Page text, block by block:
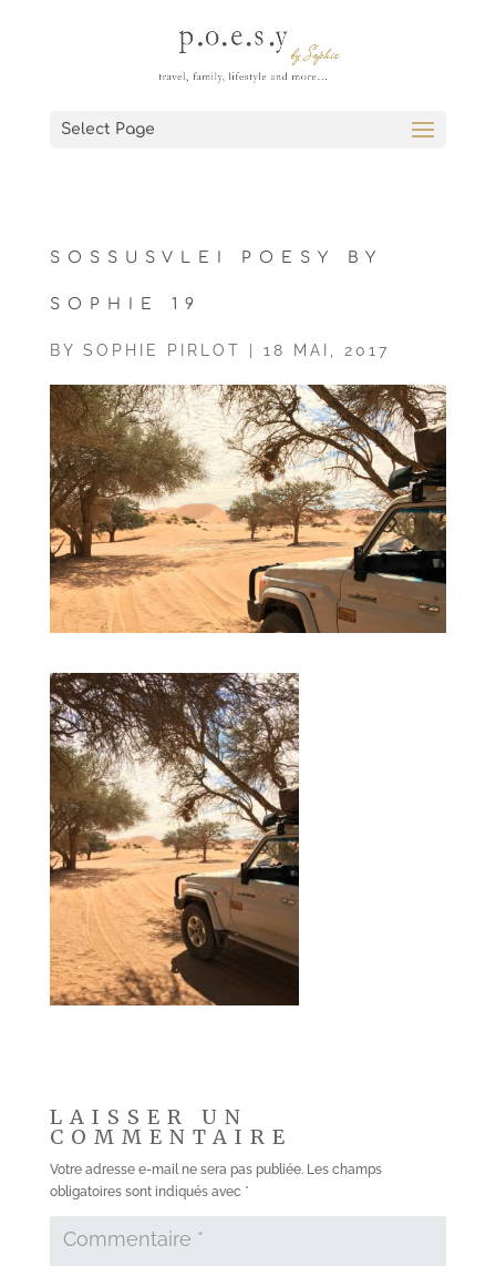
Select Page
SOSSUSVLEI POESY BY
SOPHIE 19
BY SOPHIE PIRLOT 18 MAI, 2017
LAISSER UN
COMMENTAIRE
Votre adresse e-mail ne sera pas publiée. Les champs
obligatoires sont indiqués avec *